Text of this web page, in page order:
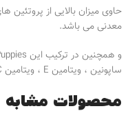
حاوی میزان بالایی از پروتئین
معدنی می باشد.
ساپونین ، ویتامین E ، ویتامین C ، روی و سلنیوم نیز به کار رفته است.
محصولات مشابه